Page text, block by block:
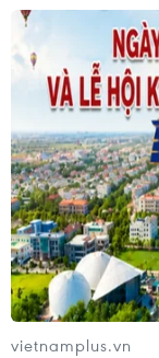
thường diễn ra
hằng năm, thể
gió hòa, mùa
vietnamplus.vn